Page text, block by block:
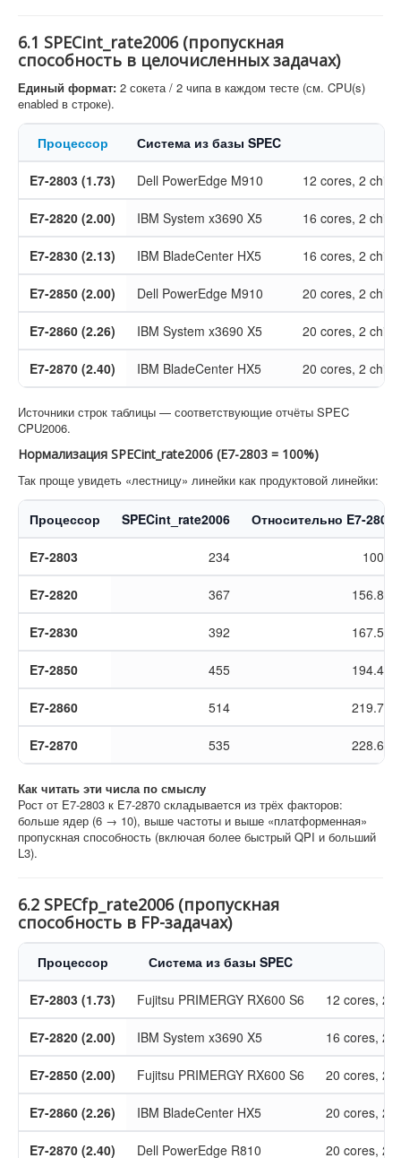
6.1 SPECint_rate2006 (пропускная
способность в целочисленных задачах)
Единый формат: 2 сокета / 2 чипа в каждом тесте (см. CPU(s)
enabled в строке).
Процессор Система из базы SPEC
E7-2803 (1.73) Dell PowerEdge M910 12 cores, 2
E7-2820 (2.00) IBM System x3690 X5 16 cores, 2
E7-2830 (2.13) IBM BladeCenter HX5 16 cores, 2
E7-2850 (2.00) Dell PowerEdge M910 20 cores, 2
E7-2860 (2.26) IBM System x3690 X5 20 cores, 2
E7-2870 (2.40) IBM BladeCenter HX5 20 cores, 2
Источники строк таблицы — соответствующие отчёты SPEC
CPU2006.
Нормализация SPECint_rate2006 (E7-2803 = 100%)
Так проще увидеть «лестницу» линейки как продуктовой линейки:
Процессор SPECint_rate2006 Относительно E7-2803
E7-2803 234 100%
E7-2820 367 156.8%
E7-2830 392 167.5%
E7-2850 455 194.4%
E7-2860 514 219.7%
E7-2870 535 228.6%
Как читать эти числа по смыслу
Рост от E7-2803 к E7-2870 складывается из трёх факторов:
больше ядер (6 → 10), выше частоты и выше «платформенная»
пропускная способность (включая более быстрый QPI и больший
L3).
6.2 SPECfp_rate2006 (пропускная
способность в FP-задачах)
Процессор Система из базы SPEC
E7-2803 (1.73) Fujitsu PRIMERGY RX600 S6 12 cores, 2
E7-2820 (2.00) IBM System x3690 X5 16 cores, 2
E7-2850 (2.00) Fujitsu PRIMERGY RX600 S6 20 cores, 2
E7-2860 (2.26) IBM BladeCenter HX5 20 cores, 2
E7-2870 (2.40) Dell PowerEdge R810 20 cores, 2